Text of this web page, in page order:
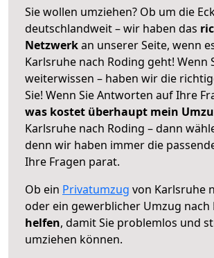
Sie wollen umziehen? Ob um die
deutschlandweit – wir haben das
Netzwerkan unserer Seite, wenn
Karlsruhe nach Roding geht! Wenn
weiterwissen – haben wir die
Sie! Wenn Sie Antworten auf Ihre
was kostet überhaupt mein
Karlsruhe nach Roding – dann
denn wir haben immer die
Ihre Fragen parat.
Ob ein Privatumzug von Karlsruhe
oder ein gewerblicher Umzug nach
helfen, damit Sie problemlos und
umziehen können.